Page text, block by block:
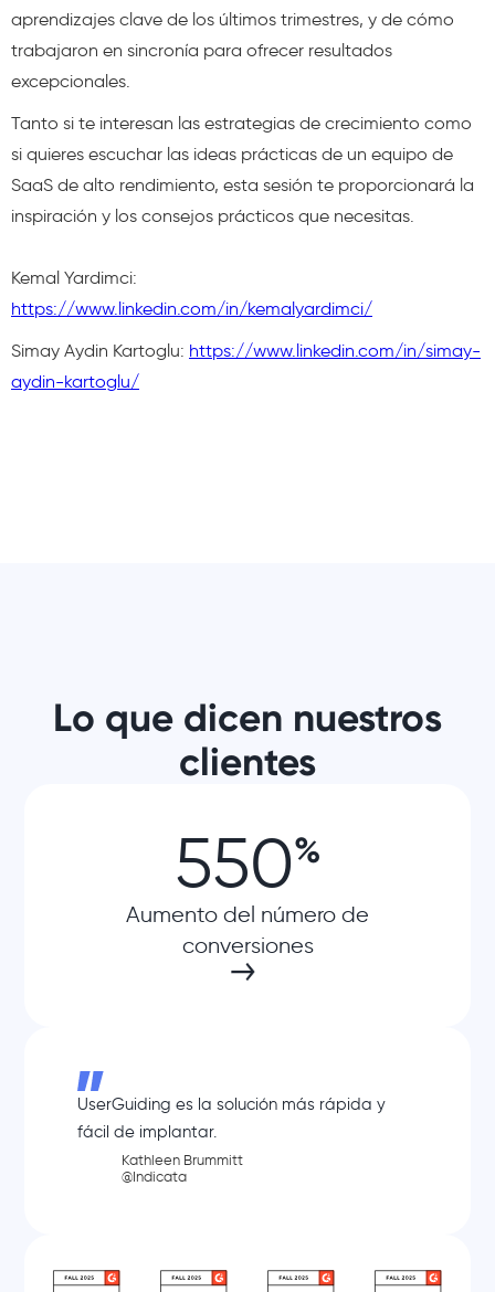
aprendizajes clave de los últimos trimestres, y de cómo
trabajaron en sincronía para ofrecer resultados
excepcionales.
Tanto si te interesan las estrategias de crecimiento como
si quieres escuchar las ideas prácticas de un equipo de
SaaS de alto rendimiento, esta sesión te proporcionará la
inspiración y los consejos prácticos que necesitas.
Kemal Yardimci:
https://www.linkedin.com/in/kemalyardimci/
Simay Aydin Kartoglu: https://www.linkedin.com/in/simay-
aydin-kartoglu/
Lo que dicen nuestros
clientes
550%
Aumento del número de
conversiones
UserGuiding es la solución más rápida y
fácil de implantar.
Kathleen Brummitt
@Indicata